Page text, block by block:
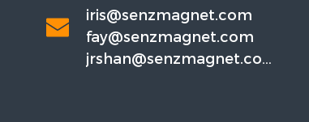
iris@senzmagnet.com
fay@senzmagnet.com
jrshan@senzmagnet.co